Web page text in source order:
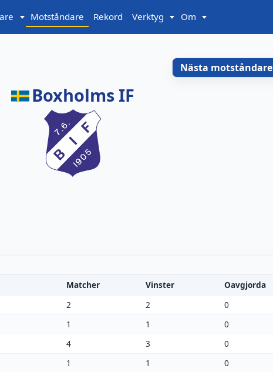
Motståndare Rekord Verktyg Om
Nästa motståndare
Boxholms IF
Matcher Vinster Oavgjorda
2 2 0
1 1 0
4 3 0
1 1 0